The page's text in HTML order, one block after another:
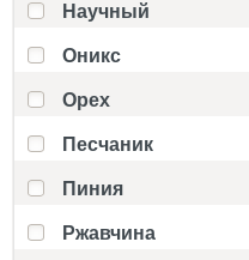
Научный
Оникс
Орех
Песчаник
Пиния
Ржавчина